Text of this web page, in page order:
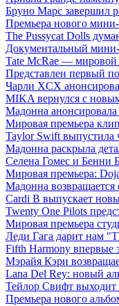
Бруно Марс завершил
Премьера нового
The Pussycat Dolls
Документальный мини-
Tate McRae — мировой
Представлен первый
Чарли XCX
MIKA вернулся с
Мадонна анонсировала
Мировая премьера
Taylor Swift выпустила
Мадонна раскрыла
Селена Гомес и Бенни
Мировая премьера:
Мадонна
Cardi B выпускает
Twenty One Pilots
Мировая премьера
Леди Гага дарит нам
Fifth Harmony впервые
Мэрайя Кэри
Lana Del Rey: новый
Тейлор Свифт выходит
Премьера нового